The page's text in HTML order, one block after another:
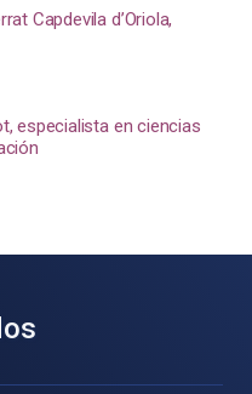
Capdevila d’Oriola,
especialista en ciencias